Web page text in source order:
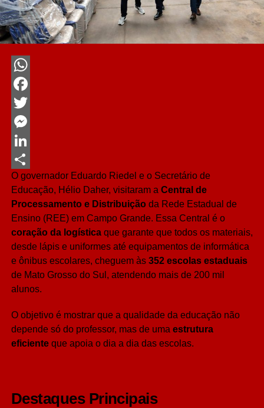
WhatsApp
Facebook
Twitter
Messenger
LinkedIn
Share
O governador Eduardo Riedel e o Secretário de
Educação, Hélio Daher, visitaram a Central de
Processamento e Distribuiçãoda Rede Estadual de
Ensino (REE) em Campo Grande. Essa Central é o
coração da logísticaque garante que todos os materiais,
desde lápis e uniformes até equipamentos de informática
e ônibus escolares, cheguem às 352 escolas estaduais
de Mato Grosso do Sul, atendendo mais de 200 mil
alunos.
O objetivo é mostrar que a qualidade da educação não
depende só do professor, mas de uma estrutura
eficienteque apoia o dia a dia das escolas.
Destaques Principais